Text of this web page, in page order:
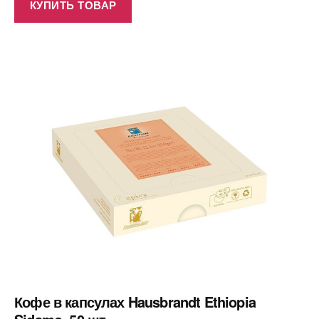
КУПИТЬ ТОВАР
Кофе в капсулах Hausbrandt Ethiopia